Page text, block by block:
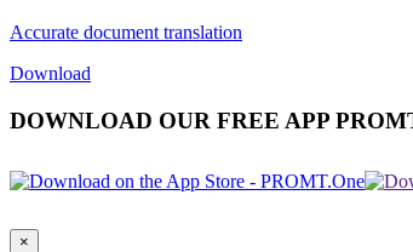
Accurate document translation
Download
DOWNLOAD OUR FREE APP
×